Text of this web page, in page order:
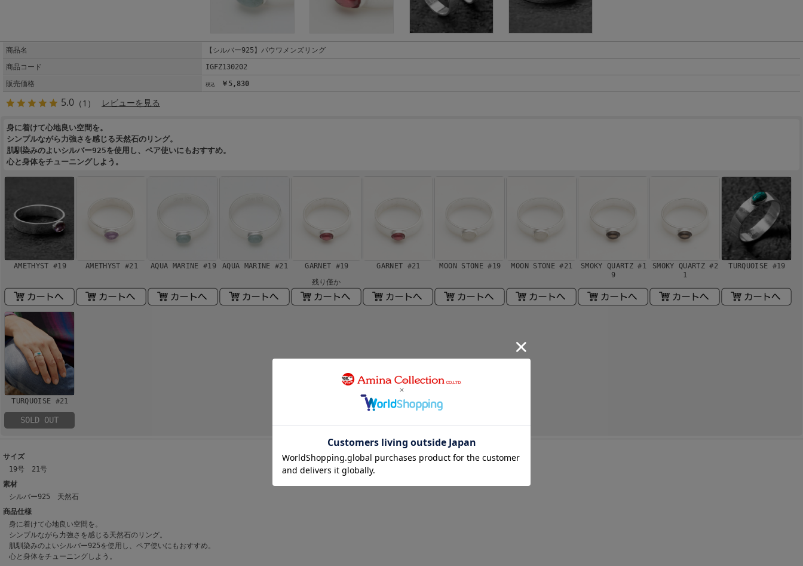
商品名
【シルバー925】パウワメンズリング
商品コード
IGFZ130202
販売価格
￥5,830
5.0 （1） レビューを見る
身に着けて心地良い空間を。
シンプルながら力強さを感じる天然石のリング。
肌馴染みのよいシルバー925を使用し、ペア使いにもおすすめ。
心と身体をチューニングしよう。
AMETHYST #19 AMETHYST #21 AQUA MARINE #19 AQUA MARINE #21
GARNET #19
残り僅か
GARNET #21 MOON STONE #19 MOON STONE #21
SMOKY QUARTZ #1
9
SMOKY QUARTZ #2
1
TURQUOISE #19
TURQUOISE #21
SOLD OUT
サイズ
19号 21号
素材
シルバー925 天然石
商品仕様
身に着けて心地良い空間を。
シンプルながら力強さを感じる天然石のリング。
肌馴染みのよいシルバー925を使用し、ペア使いにもおすすめ。
心と身体をチューニングしよう。